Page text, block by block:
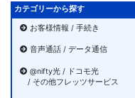
カテゴリーから探す
お客様情報 / 手続き
音声通話 / データ通信
@nifty光 / ドコモ光
/ その他フレッツサービス